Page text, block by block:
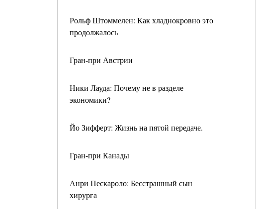
Рольф Штоммелен: Как хладнокровно это
продолжалось
Гран-при Австрии
Ники Лауда: Почему не в разделе
экономики?
Йо Зифферт: Жизнь на пятой передаче.
Гран-при Канады
Анри Пескароло: Бесстрашный сын
хирурга